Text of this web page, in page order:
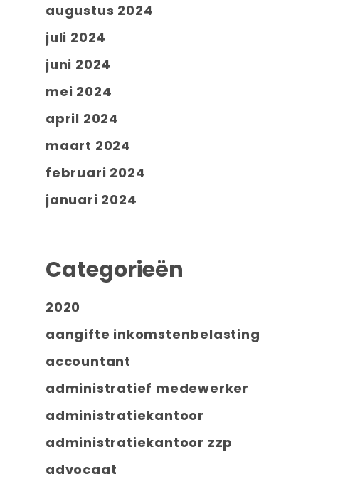
augustus 2024
juli 2024
juni 2024
mei 2024
april 2024
maart 2024
februari 2024
januari 2024
Categorieën
2020
aangifte inkomstenbelasting
accountant
administratief medewerker
administratiekantoor
administratiekantoor zzp
advocaat